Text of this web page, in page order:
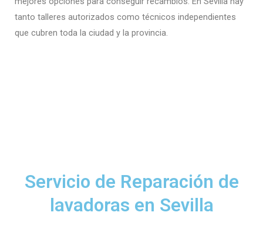
tanto talleres autorizados como técnicos independientes
que cubren toda la ciudad y la provincia.
Servicio de Reparación de
lavadoras en Sevilla